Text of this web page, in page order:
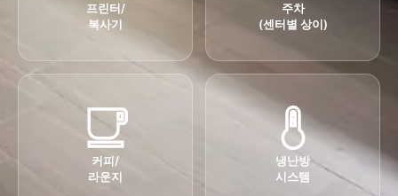
프린터/
복사기
주차
(센터별 상이)
커피/
라운지
냉난방
시스템